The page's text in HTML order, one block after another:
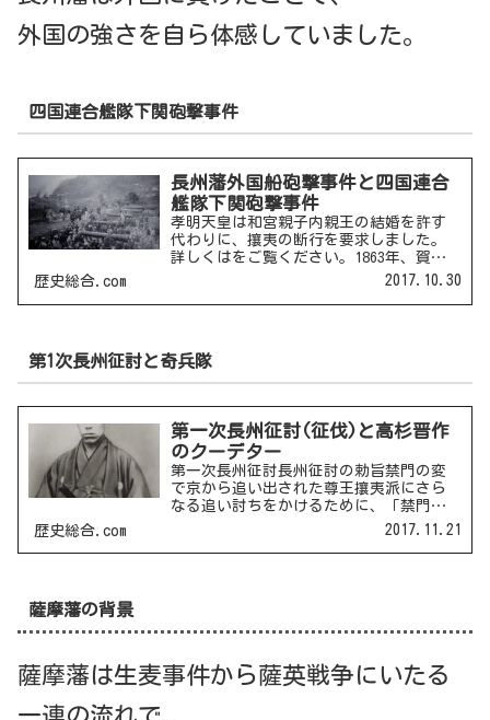
外国の強さを自ら体感していました。
四国連合艦隊下関砲撃事件
長州藩外国船砲撃事件と四国連合
艦隊下関砲撃事件
孝明天皇は和宮親子内親王の結婚を許す
代わりに、攘夷の断行を要求しました。
詳しくはをご覧ください。1863年、賀茂
神社で攘夷祈願をした孝明天皇は、将軍
した。条約に攘夷はしないと外国と約束
歴史総合.com 2017.10.30
第1次長州征討と奇兵隊
第一次長州征討(征伐)と高杉晋作
のクーデター
第一次長州征討長州征討の勅旨禁門の変
で京から追い出された尊王攘夷派にさら
なる追い討ちをかけるために、「禁門の
変の罪を問う」という理由で、朝廷から
て長州藩を攻撃しました。長州藩の降伏
歴史総合.com 2017.11.21
薩摩藩の背景
薩摩藩は生麦事件から薩英戦争にいたる